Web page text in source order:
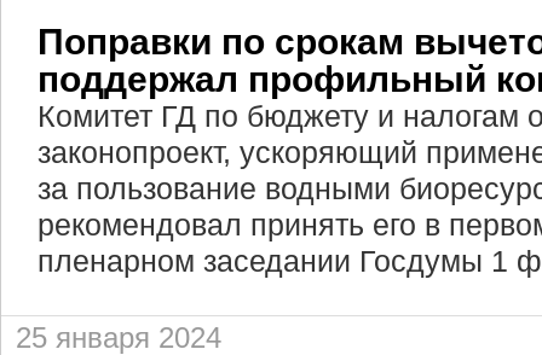
Поправки по срокам
поддержал профильный
Комитет ГД по бюджету и налогам
законопроект, ускоряющий
за пользование водными
рекомендовал принять его в
пленарном заседании Госдумы 1
25 января 2024